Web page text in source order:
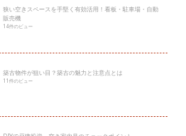
狭い空きスペースを手堅く有効活用！看板・駐車場・自動
販売機
14件のビュー
築古物件が狙い目？築古の魅力と注意点とは
11件のビュー